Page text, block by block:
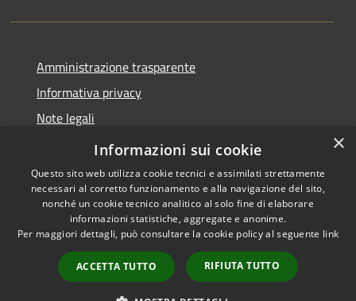
Amministrazione trasparente
Informativa privacy
Note legali
Dichiarazione di accessibilità
Accessibilità
Copyright © 2026 • Comune di
Volongo • Powered by
Municipium•
Accesso
redazione
×
Informazioni sui cookie
Questo sito web utilizza cookie tecnici e assimilati strettamente
necessari al corretto funzionamento e alla navigazione del sito,
nonché un cookie tecnico analitico al solo fine di elaborare
informazioni statistiche, aggregate e anonime.
Per maggiori dettagli, può consultare la cookie policy al seguente link
ACCETTA TUTTO RIFIUTA TUTTO